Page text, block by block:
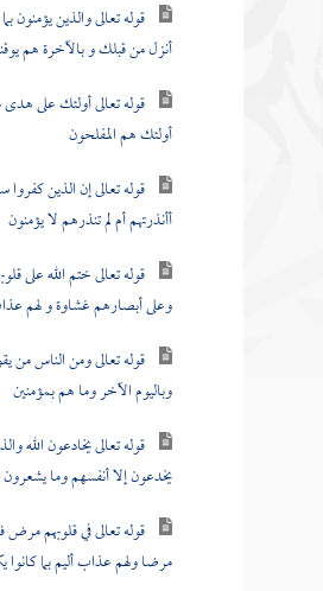
قوله تعالى والذين يؤمنون
أنزل من قبلك و بالآخرة هم
قوله تعالى أولئك على
أولئك هم المفلحون
قوله تعالى إن الذين كفروا
أأنذرتهم أم لم تنذرهم لا يؤمنون
قوله تعالى ختم الله على
وعلى أبصارهم غشاوة و لهم
قوله تعالى ومن الناس من
وباليوم الآخر وما هم بمؤمنين
قوله تعالى يخادعون الله
يخدعون إلا أنفسهم وما يشعرون
قوله تعالى في قلوبهم مرض
مرضا ولهم عذاب أليم بما كانوا